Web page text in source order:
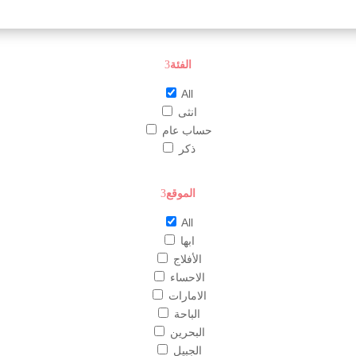
الفئة
All
انثى
حساب عام
ذكر
الموقع
All
ابها
الأفلاج
الاحساء
الامارات
الباحة
البحرين
الجبيل